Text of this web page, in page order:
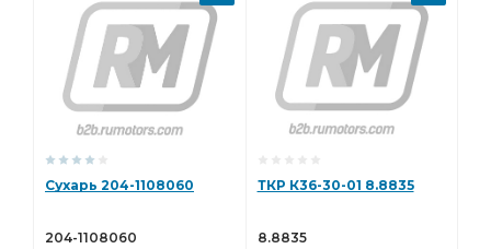
Сухарь 204-1108060
204-1108060
ТКР К36-30-01 8.8835
8.8835